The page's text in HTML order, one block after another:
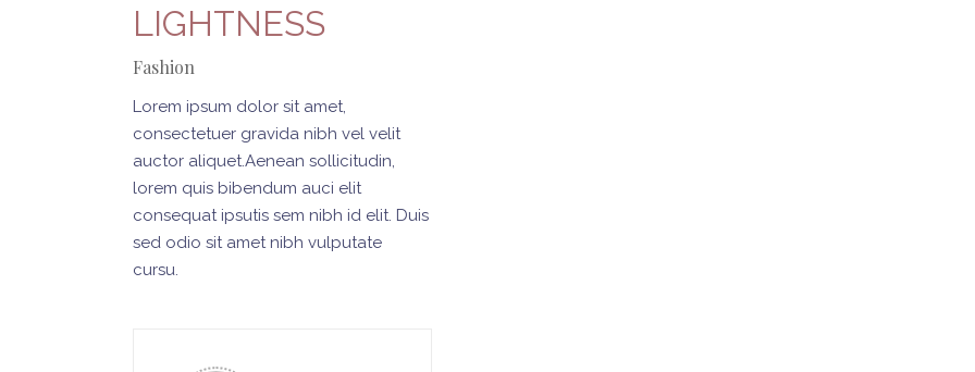
LIGHTNESS
Fashion
Lorem ipsum dolor sit amet,
consectetuer gravida nibh vel velit
auctor aliquet.Aenean sollicitudin,
lorem quis bibendum auci elit
consequat ipsutis sem nibh id elit. Duis
sed odio sit amet nibh vulputate
cursu.